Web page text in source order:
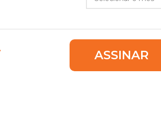
ASSINAR